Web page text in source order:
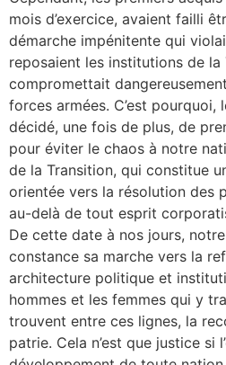
mois d’exercice, avaient failli
démarche impénitente qui
reposaient les institutions de la
compromettait
forces armées. C’est pourquoi,
décidé, une fois de plus, de
pour éviter le chaos à notre
de la Transition, qui constitue
orientée vers la résolution des
au-delà de tout esprit
De cette date à nos jours,
constance sa marche vers la
architecture politique et
hommes et les femmes qui y
trouvent entre ces lignes, la
patrie. Cela n’est que justice si